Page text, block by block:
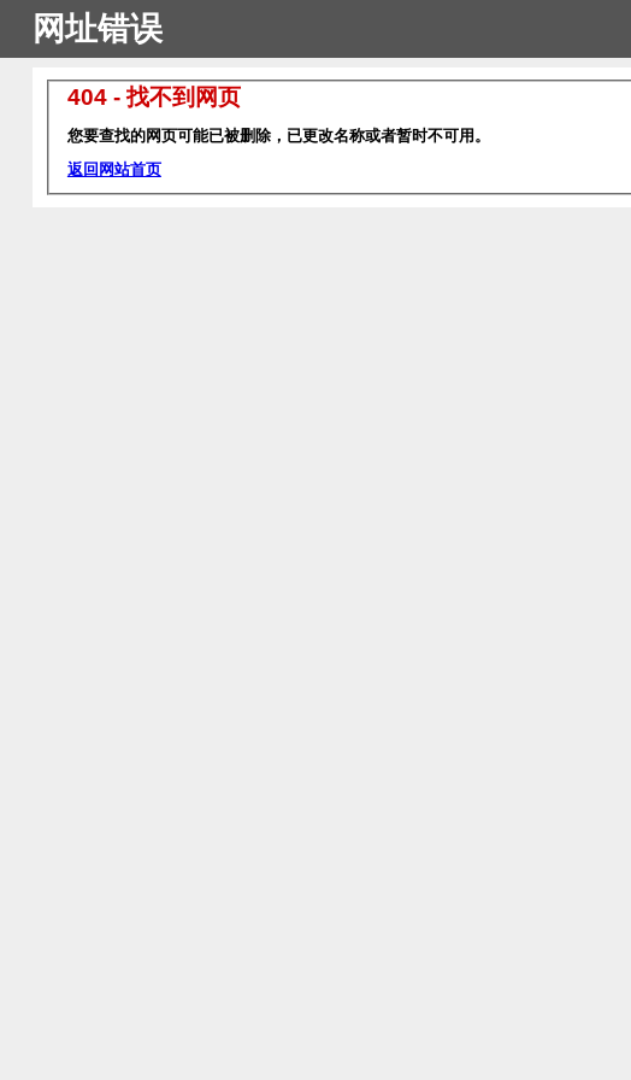
网址错误
404 - 找不到网页
您要查找的网页可能已被删除，已更改名称或者暂时不可用。
返回网站首页